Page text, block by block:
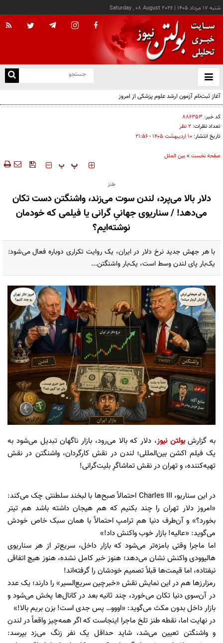
شنبه ۱۷ مرداد ۱۴۰۵ |
Saturday , 08 August 2026
باز
و
آغاز ثبت‌نام آزمون ارشد علوم پزشکی از امروز
کد خبر: ۸۸۶۳۵۳
تعداد نظرات: ۲ نظر
تاریخ انتشار: ۱۰ ارديبهشت ۱۴۰۵ - ۲۱:۵۶
صفحه نخست »بین الملل
‍‍‍ پ پ
طنز
دلار بالا می‌پرد، لندن سوت می‌زند، واشنگتن دست تکان
می‌دهد! / سناریوی جهانیِ گرانی یا فیلمی که خودمان
نوشته‌ایم؟
با هر جهش جدید نرخ دلار در ایران، یک روایت تکراری دوباره فعال می‌شود:
یک‌بار پای لندن وسط است، یک‌بار واشنگتن...
به گزارشبولتن نیوز، دلار که بالا می‌رود، بازار ناگهان تبدیل می‌شود به
یک فیلم اکشن بین‌المللی؛ لندن در نقش کارگردان، واشنگتن در نقش
تهیه‌کننده، و تهران در نقش تماشاگرِ بلیت‌گرانی!
در این سناریو، Charles III احتمالاً صبح‌ها با لبخند سلطنتی چک می‌کند:
«امروز دلار تهران را چند بکنیم که هم هیجان داشته باشد هم تیتر
بخورد؟» و آن‌طرف دنیا هم ترامپ احتمالاً با همان سبک خاص خودش
می‌گوید: «عالیه! بازار خوب واکنش داد!»
اما ماجرا وقتی بامزه‌تر می‌شود که بازار داخل، سریع‌تر از هر سناریوی
هالیوودی واکنش نشان می‌دهد؛ هنوز خبر کامل نشده، هنوز هیچ اتفاقی
نیفتاده، اما قیمت‌ها قبلاً تصمیم خودشان را گرفته‌اند!
رمزارزها هم در این نمایش نقش «خبرچین سریع‌السیر» را دارند؛ یک عدد
در آن‌سوی دنیا تکان می‌خورد، چند ثانیه بعد در کانال‌ها پخش می‌شود و
بازار داخل بدون مکث می‌گوید: «اووو… پس جدی است! بزن بریم بالا!»
در نهایت اما، نقطه طنز تلخ ماجرا اینجاست که اگر همه‌چیز واقعاً در لندن
و واشنگتن تعیین می‌شد، شاید حداقل یک نفر زنگ می‌زد بپرسد: